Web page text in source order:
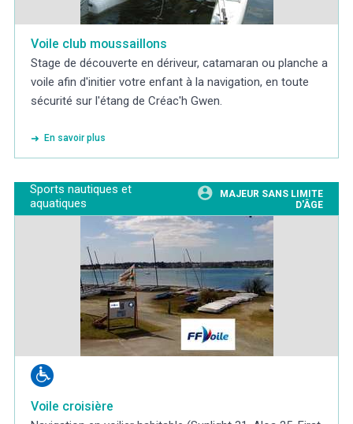
Voile club moussaillons
Stage de découverte en dériveur, catamaran ou planche a
voile afin d'initier votre enfant à la navigation, en toute
sécurité sur l'étang de Créac'h Gwen.
En savoir plus
Sports nautiques et
aquatiques
MAJEUR SANS LIMITE
D'ÂGE
Voile croisière